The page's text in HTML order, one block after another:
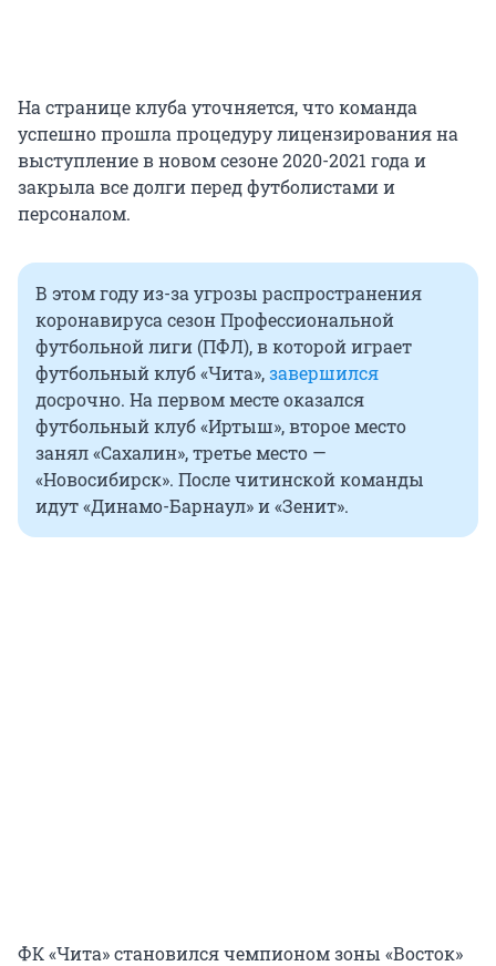
На странице клуба уточняется, что команда
успешно прошла процедуру лицензирования на
выступление в новом сезоне 2020-2021 года и
закрыла все долги перед футболистами и
персоналом.
В этом году из-за угрозы распространения
коронавируса сезон Профессиональной
футбольной лиги (ПФЛ), в которой играет
футбольный клуб «Чита»,завершился
досрочно. На первом месте оказался
футбольный клуб «Иртыш», второе место
занял «Сахалин», третье место —
«Новосибирск». После читинской команды
идут «Динамо-Барнаул» и «Зенит».
ФК «Чита» становился чемпионом зоны «Восток»